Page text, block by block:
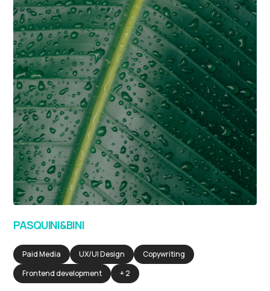
PASQUINI&BINI
Paid Media UX/UI Design
Copywriting
Frontend development
+ 2